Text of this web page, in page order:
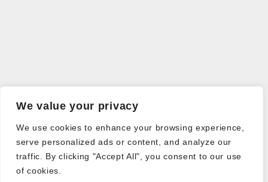
We value your privacy
We use cookies to enhance your browsing experience,
serve personalized ads or content, and analyze our
traffic. By clicking "Accept All", you consent to our use
of cookies.